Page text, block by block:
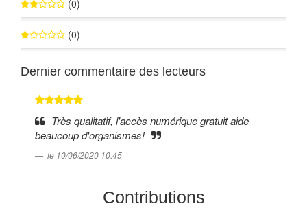
(0)
(0)
Dernier commentaire des lecteurs
Très qualitatif, l'accès numérique gratuit aide
beaucoup d'organismes!
le 10/06/2020 10:45
Contributions